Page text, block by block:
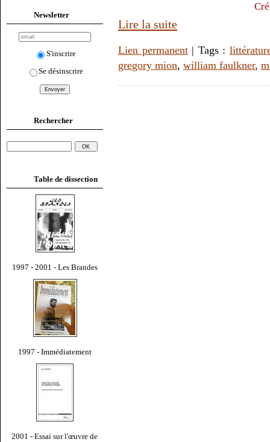
Newsletter
S'inscrire
Se désinscrire
Rechercher
Table de dissection
1997 - 2001 - Les Brandes
1997 - Immédiatement
2001 - Essai sur l'œuvre de
Lire la suite
Lien permanent| Tags :
gregory mion, william faulkner,